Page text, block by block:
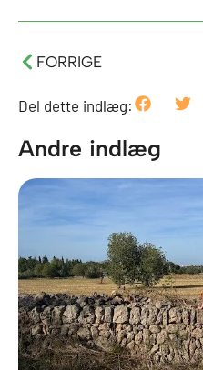
Tidligere
FORRIGE
Del dette indlæg:
Andre indlæg